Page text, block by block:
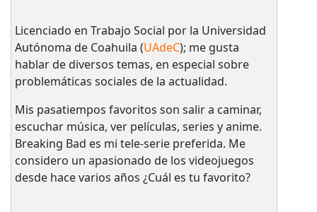
Licenciado en Trabajo Social por la Universidad
Autónoma de Coahuila (UAdeC); me gusta
hablar de diversos temas, en especial sobre
problemáticas sociales de la actualidad.
Mis pasatiempos favoritos son salir a caminar,
escuchar música, ver películas, series y anime.
Breaking Bad es mi tele-serie preferida. Me
considero un apasionado de los videojuegos
desde hace varios años ¿Cuál es tu favorito?